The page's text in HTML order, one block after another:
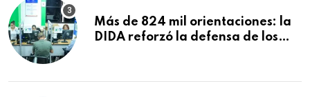
Más de 824 mil orientaciones: la
DIDA reforzó la defensa de los